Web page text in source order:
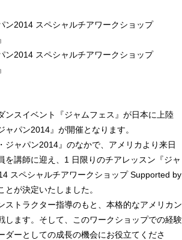
ン2014 スペシャルチアワークショップ
ン2014 スペシャルチアワークショップ
ンスイベント『ジャムフェス』が日本に上陸
ャパン2014』が開催となります。
ジャパン2014』のなかで、アメリカより来日
を講師に迎え、1 日限りのチアレッスン『ジャ
スペシャルチアワークショップ Supported by
が決定いたしました。
ストラクター指導のもと、本格的なアメリカン
します。そして、このワークショップでの経験
ダーとしての成長の機会にお役立てくださ